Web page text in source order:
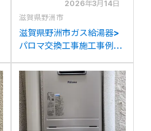
2026年3月14日
滋賀県野洲市
滋賀県野洲市ガス給湯器>
パロマ交換工事施工事例：
2413AWXDからパロマ
FH-2023SAWへの交換